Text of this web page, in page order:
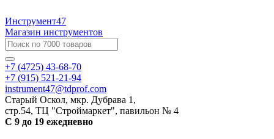
Инструмент47
Магазин инструментов
+7 (4725) 43-68-70
+7 (915) 521-21-94
instrument47@tdprof.com
Старый Оскол, мкр. Дубрава 1,
стр.54, ТЦ "Строймаркет", павильон № 4
С 9 до 19 ежедневно